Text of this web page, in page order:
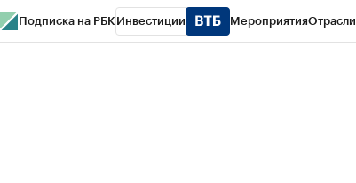
Подписка на РБК Инвестиции МероприятияОтрасли